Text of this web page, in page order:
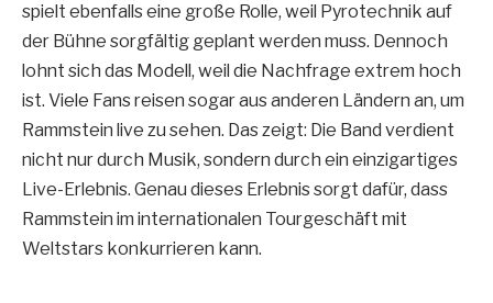
spielt ebenfalls eine große Rolle, weil Pyrotechnik auf
der Bühne sorgfältig geplant werden muss. Dennoch
lohnt sich das Modell, weil die Nachfrage extrem hoch
ist. Viele Fans reisen sogar aus anderen Ländern an, um
Rammstein live zu sehen. Das zeigt: Die Band verdient
nicht nur durch Musik, sondern durch ein einzigartiges
Live-Erlebnis. Genau dieses Erlebnis sorgt dafür, dass
Rammstein im internationalen Tourgeschäft mit
Weltstars konkurrieren kann.